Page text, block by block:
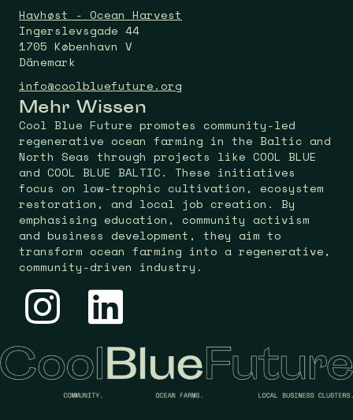
Havhøst - Ocean Harvest
Ingerslevsgade 44
1705 København V
Dänemark
info@coolbluefuture.org
Mehr Wissen
Cool Blue Future promotes community-led
regenerative ocean farming in the Baltic and
North Seas through projects like COOL BLUE
and COOL BLUE BALTIC. These initiatives
focus on low-trophic cultivation, ecosystem
restoration, and local job creation. By
emphasising education, community activism
and business development, they aim to
transform ocean farming into a regenerative,
community-driven industry.